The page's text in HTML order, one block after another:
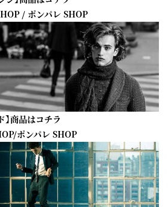
/ ポンパレ SHOP
】商品はコチラ
/ポンパレ SHOP